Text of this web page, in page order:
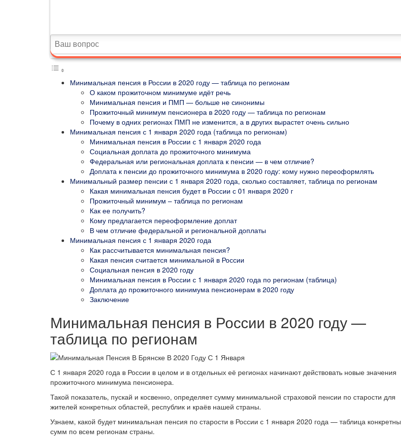
Минимальная пенсия в России в 2020 году — таблица по регионам
О каком прожиточном минимуме идёт речь
Минимальная пенсия и ПМП — больше не синонимы
Прожиточный минимум пенсионера в 2020 году — таблица по регионам
Почему в одних регионах ПМП не изменится, а в других вырастет очень сильно
Минимальная пенсия с 1 января 2020 года (таблица по регионам)
Минимальная пенсия в России с 1 января 2020 года
Социальная доплата до прожиточного минимума
Федеральная или региональная доплата к пенсии — в чем отличие?
Доплата к пенсии до прожиточного минимума в 2020 году: кому нужно переоформлять
Минимальный размер пенсии с 1 января 2020 года, сколько составляет, таблица по регионам
Какая минимальная пенсия будет в России с 01 января 2020 г
Прожиточный минимум – таблица по регионам
Как ее получить?
Кому предлагается переоформление доплат
В чем отличие федеральной и региональной доплаты
Минимальная пенсия с 1 января 2020 года
Как рассчитывается минимальная пенсия?
Какая пенсия считается минимальной в России
Социальная пенсия в 2020 году
Минимальная пенсия в России с 1 января 2020 года по регионам (таблица)
Доплата до прожиточного минимума пенсионерам в 2020 году
Заключение
Минимальная пенсия в России в 2020 году —
таблица по регионам
С 1 января 2020 года в России в целом и в отдельных её регионах начинают действовать новые значения
прожиточного минимума пенсионера.
Такой показатель, пускай и косвенно, определяет сумму минимальной страховой пенсии по старости для
жителей конкретных областей, республик и краёв нашей страны.
Узнаем, какой будет минимальная пенсия по старости в России с 1 января 2020 года — таблица
сумм по всем регионам страны.